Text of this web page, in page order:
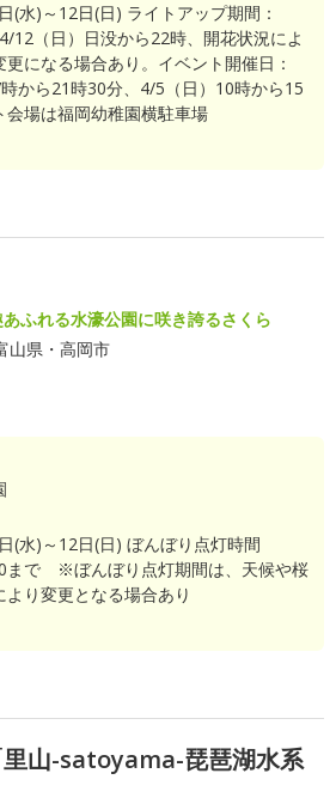
(水)～12日(日) ライトアップ期間：
12（日）日没から22時、開花状況によ
更になる場合あり。イベント開催日：
から21時30分、4/5（日）10時から15
会場は福岡幼稚園横駐車場
ふれる水濠公園に咲き誇るさくら
山県・高岡市
(水)～12日(日) ぼんぼり点灯時間
まで ※ぼんぼり点灯期間は、天候や桜
より変更となる場合あり
山-satoyama-琵琶湖水系